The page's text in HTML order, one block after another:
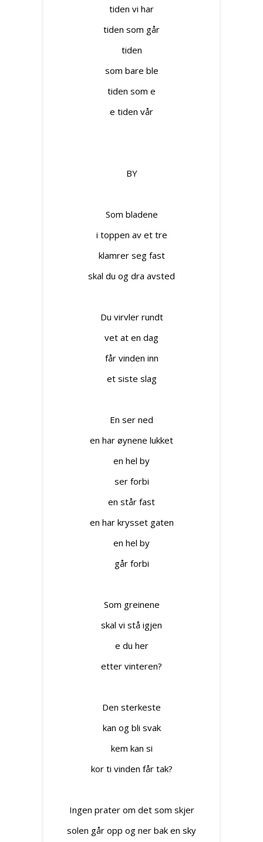
tiden vi har
tiden som går
tiden
som bare ble
tiden som e
e tiden vår
BY
Som bladene
i toppen av et tre
klamrer seg fast
skal du og dra avsted
Du virvler rundt
vet at en dag
får vinden inn
et siste slag
En ser ned
en har øynene lukket
en hel by
ser forbi
en står fast
en har krysset gaten
en hel by
går forbi
Som greinene
skal vi stå igjen
e du her
etter vinteren?
Den sterkeste
kan og bli svak
kem kan si
kor ti vinden får tak?
Ingen prater om det som skjer
solen går opp og ner bak en sky